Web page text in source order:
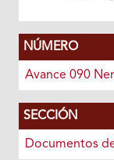
NÚMERO
Avance 090
SECCIÓN
Documentos